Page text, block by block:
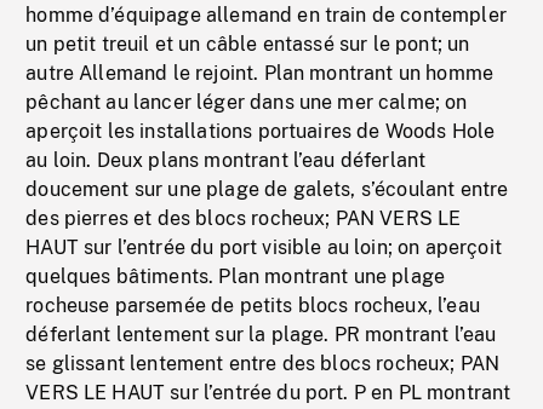
homme d’équipage allemand en train de contempler
un petit treuil et un câble entassé sur le pont; un
autre Allemand le rejoint. Plan montrant un homme
pêchant au lancer léger dans une mer calme; on
aperçoit les installations portuaires de Woods Hole
au loin. Deux plans montrant l’eau déferlant
doucement sur une plage de galets, s’écoulant entre
des pierres et des blocs rocheux; PAN VERS LE
HAUT sur l’entrée du port visible au loin; on aperçoit
quelques bâtiments. Plan montrant une plage
rocheuse parsemée de petits blocs rocheux, l’eau
déferlant lentement sur la plage. PR montrant l’eau
se glissant lentement entre des blocs rocheux; PAN
VERS LE HAUT sur l’entrée du port. P en PL montrant